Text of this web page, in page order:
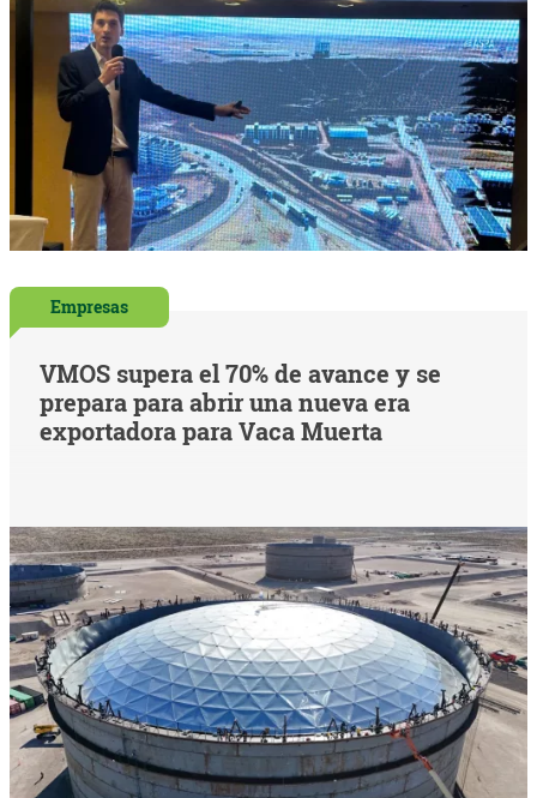
Empresas
VMOS supera el 70% de avance y se
prepara para abrir una nueva era
exportadora para Vaca Muerta